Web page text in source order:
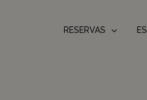
RESERVAS ES